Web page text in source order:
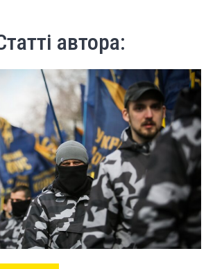
автора: